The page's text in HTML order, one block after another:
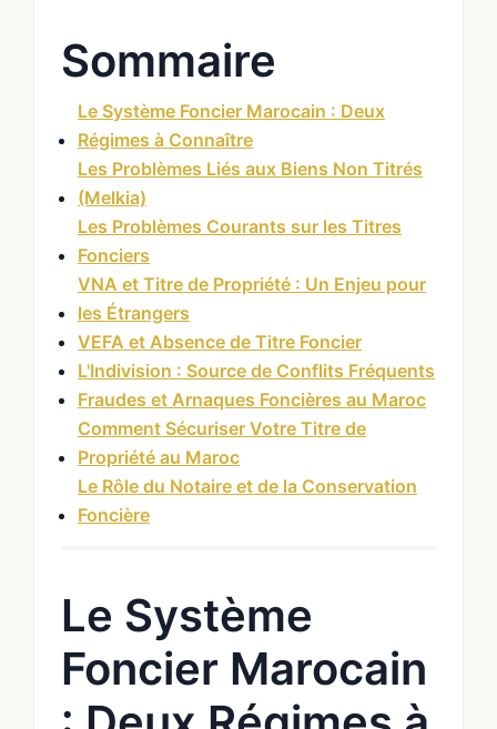
Sommaire
Le Système Foncier Marocain : Deux
Régimes à Connaître
Les Problèmes Liés aux Biens Non Titrés
(Melkia)
Les Problèmes Courants sur les Titres
Fonciers
VNA et Titre de Propriété : Un Enjeu pour
les Étrangers
VEFA et Absence de Titre Foncier
L'Indivision : Source de Conflits Fréquents
Fraudes et Arnaques Foncières au Maroc
Comment Sécuriser Votre Titre de
Propriété au Maroc
Le Rôle du Notaire et de la Conservation
Foncière
Le Système
Foncier Marocain